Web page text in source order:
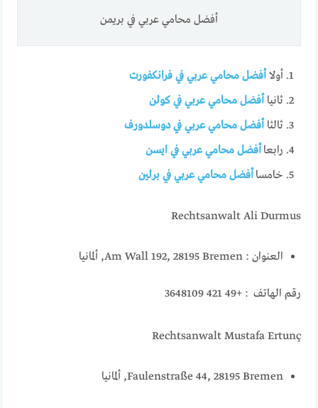
أفضل محامي عربي في بريمن
أولاأفضل محامي عربي في فرانكفورت
ثانياأفضل محامي عربي في كولن
ثالثاأفضل محامي عربي في دوسلدورف
رابعاأفضل محامي عربي في ايسن
خامساأفضل محامي عربي في برلين
Rechtsanwalt Ali Durmus
العنوان : Am Wall 192, 28195 Bremen, ألمانيا
رقم الهاتف : +49 421 3648109
Rechtsanwalt Mustafa Ertunç
Faulenstraße 44, 28195 Bremen, ألمانيا